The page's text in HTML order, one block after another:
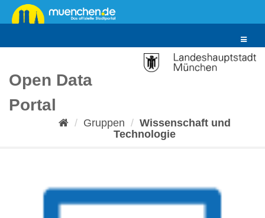
Überspringen
zum
Toggle
Open Data
Portal
Gruppen
Wissenschaft und
Technologie